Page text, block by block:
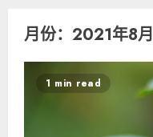
月份：2021年8月
1 min read